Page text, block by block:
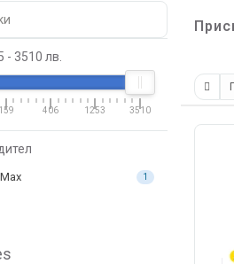
- 3510 лв.
159 406 1253 3510
1